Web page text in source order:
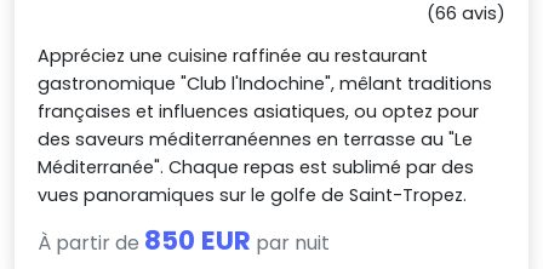
(66 avis)
Appréciez une cuisine raffinée au restaurant
gastronomique "Club l'Indochine", mêlant traditions
françaises et influences asiatiques, ou optez pour
des saveurs méditerranéennes en terrasse au "Le
Méditerranée". Chaque repas est sublimé par des
vues panoramiques sur le golfe de Saint-Tropez.
À partir de 850 EUR par nuit